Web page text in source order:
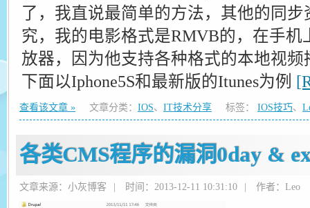
了，我直说最简单的方法，其他的同
究，我的电影格式是RMVB的，在手机
放器，因为他支持各种格式的本地视频
下面以Iphone5S和最新版的Itunes为例
查看该文章 » 文章分类： IOS、 IT技术分享 标签： IOS技巧、
各类CMS程序的漏洞0day &
文章来源：小灰博客 时间：2013-12-11 10:31:10 作者：Leo